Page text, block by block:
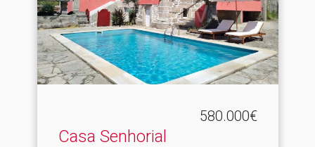
580.000€
Casa Senhorial